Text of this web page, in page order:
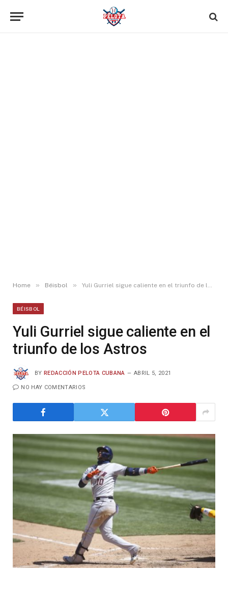
Home » Béisbol » Yuli Gurriel sigue caliente en el triunfo de los Astros
BÉISBOL
Yuli Gurriel sigue caliente en el
triunfo de los Astros
BY REDACCIÓN PELOTA CUBANA ABRIL 5, 2021
NO HAY COMENTARIOS